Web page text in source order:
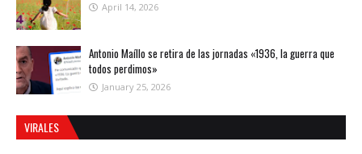
April 14, 2026
Antonio Maíllo se retira de las jornadas «1936, la guerra que
todos perdimos»
January 25, 2026
VIRALES